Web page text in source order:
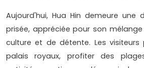
Aujourd'hui, Hua Hin demeure une
prisée, appréciée pour son
culture et de détente. Les visiteurs
palais royaux, profiter des